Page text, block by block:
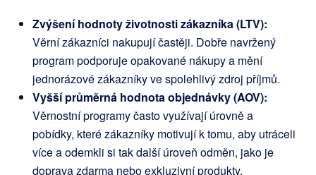
Zvýšení hodnoty životnosti zákazníka (LTV):
Věrní zákazníci nakupují častěji. Dobře navržený
program podporuje opakované nákupy a mění
jednorázové zákazníky ve spolehlivý zdroj příjmů.
Vyšší průměrná hodnota objednávky (AOV):
Věrnostní programy často využívají úrovně a
pobídky, které zákazníky motivují k tomu, aby utráceli
více a odemkli si tak další úroveň odměn, jako je
doprava zdarma nebo exkluzivní produkty.